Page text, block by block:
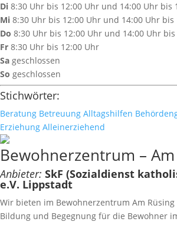
Di 8:30 Uhr bis 12:00 Uhr und 14:00 Uhr bis
Mi 8:30 Uhr bis 12:00 Uhr und 14:00 Uhr bis
Do 8:30 Uhr bis 12:00 Uhr und 14:00 Uhr
Fr 8:30 Uhr bis 12:00 Uhr
Sa geschlossen
So geschlossen
Stichwörter:
Beratung Betreuung Alltagshilfen
Erziehung Alleinerziehend
Bewohnerzentrum –
Anbieter: SkF (Sozialdienst
e.V. Lippstadt
Wir bieten im Bewohnerzentrum Am
Bildung und Begegnung für die Bewohner